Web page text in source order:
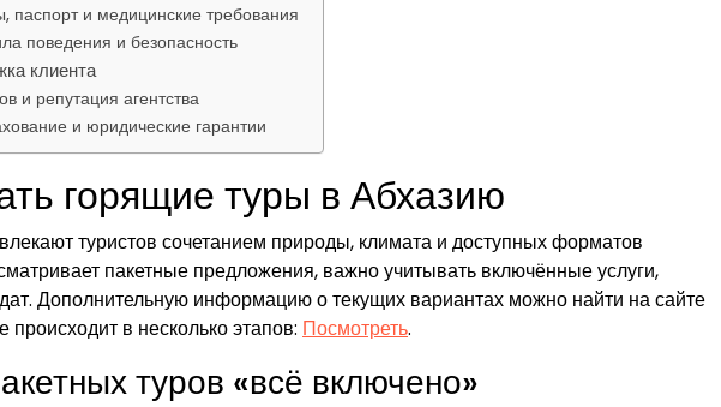
паспорт и медицинские требования
поведения и безопасность
клиента
и репутация агентства
и юридические гарантии
горящие туры в Абхазию
туристов сочетанием природы, климата и доступных форматов
пакетные предложения, важно учитывать включённые услуги,
Дополнительную информацию о текущих вариантах можно найти на сайте
происходит в несколько этапов: Посмотреть.
туров «всё включено»